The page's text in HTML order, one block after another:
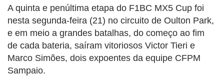
A quinta e penúltima etapa do F1BC MX5 Cup foi
nesta segunda-feira (21) no circuito de Oulton Park,
e em meio a grandes batalhas, do começo ao fim
de cada bateria, saíram vitoriosos Victor Tieri e
Marco Simões, dois expoentes da equipe CFPM
Sampaio.